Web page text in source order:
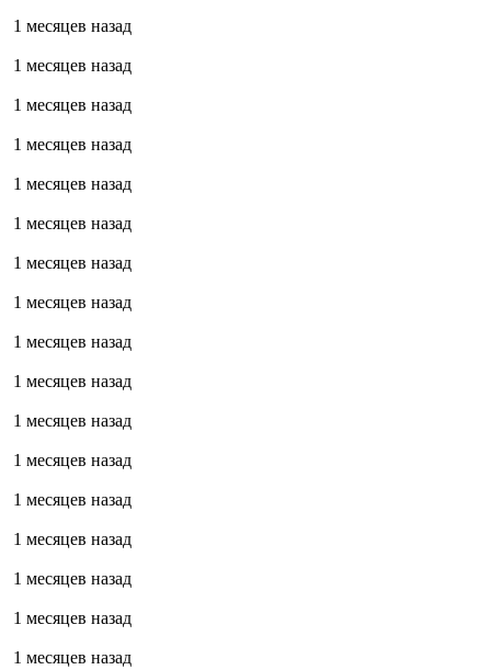
1 месяцев назад
1 месяцев назад
1 месяцев назад
1 месяцев назад
1 месяцев назад
1 месяцев назад
1 месяцев назад
1 месяцев назад
1 месяцев назад
1 месяцев назад
1 месяцев назад
1 месяцев назад
1 месяцев назад
1 месяцев назад
1 месяцев назад
1 месяцев назад
1 месяцев назад